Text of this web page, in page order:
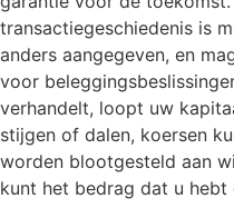
transactiegeschiedenis is
anders aangegeven, en
voor
verhandelt, loopt uw
stijgen of dalen, koersen
worden blootgesteld aan
kunt het bedrag dat u